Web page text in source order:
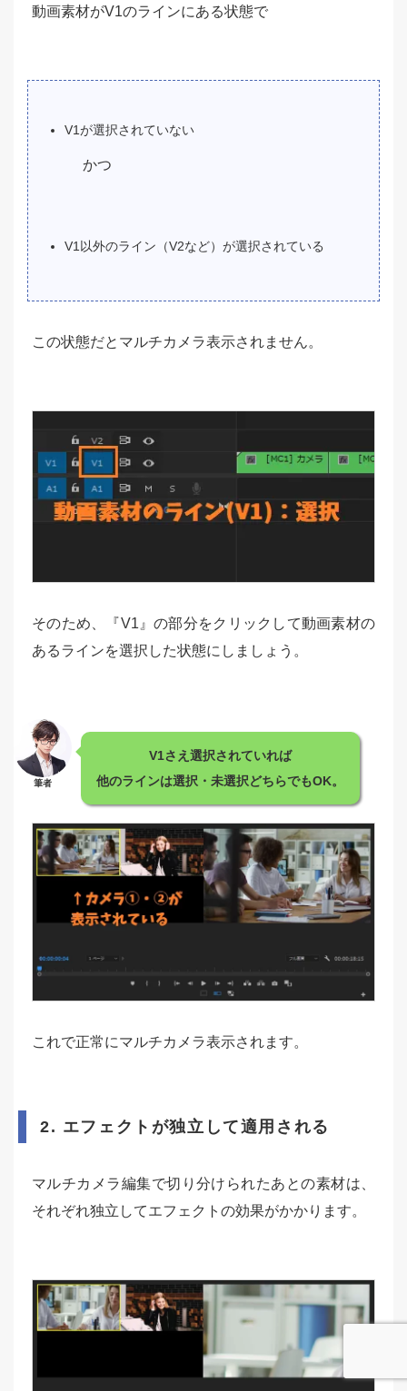
動画素材がV1のラインにある状態で
V1が選択されていない
かつ
V1以外のライン（V2など）が選択されている
この状態だとマルチカメラ表示されません。
そのため、『V1』の部分をクリックして動画素材の
あるラインを選択した状態にしましょう。
筆者
V1さえ選択されていれば
他のラインは選択・未選択どちらでもOK。
これで正常にマルチカメラ表示されます。
2. エフェクトが独立して適用される
マルチカメラ編集で切り分けられたあとの素材は、
それぞれ独立してエフェクトの効果がかかります。